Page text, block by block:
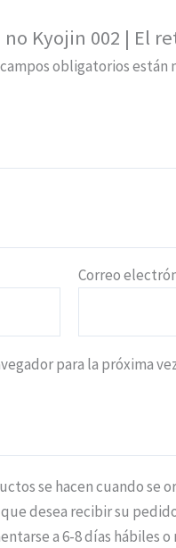
Kyojin 002 | El
obligatorios están
Correo
para la próxima
se hacen cuando se
desea recibir su
a 6-8 días hábiles